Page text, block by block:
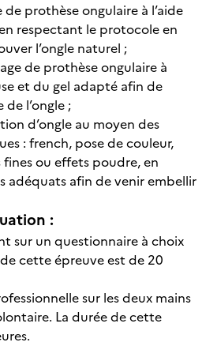
de prothèse ongulaire à l’aide
respectant le protocole en
l’ongle naturel ;
de prothèse ongulaire à
et du gel adapté afin de
l’ongle ;
d’ongle au moyen des
: french, pose de couleur,
ou effets poudre, en
adéquats afin de venir embellir
:
sur un questionnaire à choix
cette épreuve est de 20
sur les deux mains
La durée de cette